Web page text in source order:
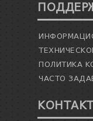
ПОЛИТИКА
ЧАСТО